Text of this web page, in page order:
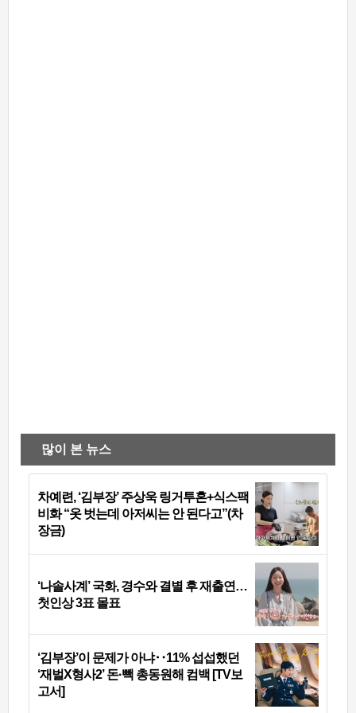
많이 본 뉴스
차예련, ‘김부장’ 주상욱 링거투혼+식스팩
비화 “옷 벗는데 아저씨는 안 된다고”(차
장금)
‘나솔사계’ 국화, 경수와 결별 후 재출연…
첫인상 3표 몰표
‘김부장’이 문제가 아냐‥11% 섭섭했던
‘재벌X형사2’ 돈·빽 총동원해 컴백 [TV보
고서]